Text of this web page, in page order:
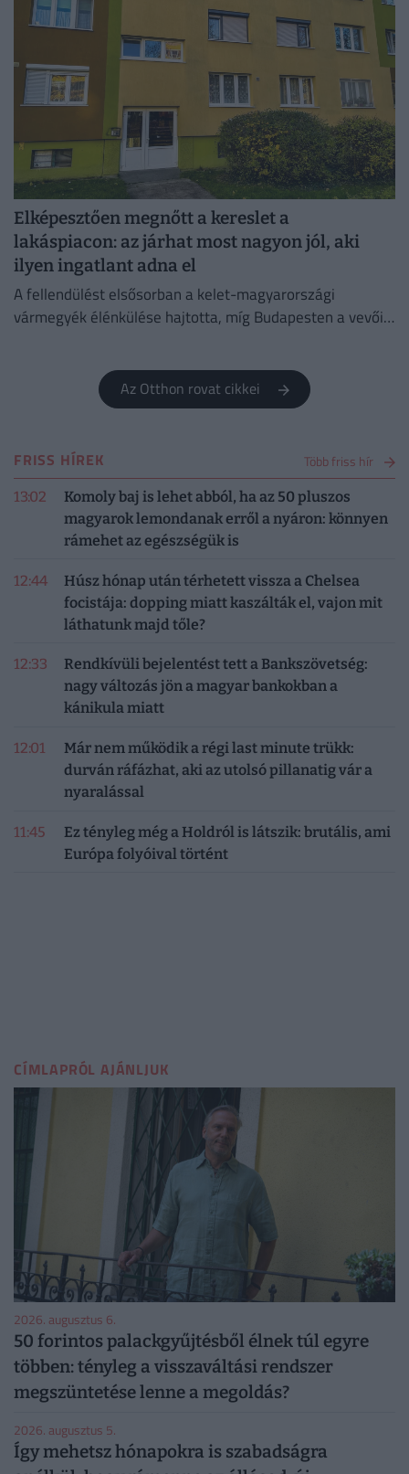
Elképesztően megnőtt a kereslet a
lakáspiacon: az járhat most nagyon jól, aki
ilyen ingatlant adna el
A fellendülést elsősorban a kelet-magyarországi
vármegyék élénkülése hajtotta, míg Budapesten a vevői
Az Otthon rovat cikkei
FRISS HÍREK Több friss hír
13:02
Komoly baj is lehet abból, ha az 50 pluszos
magyarok lemondanak erről a nyáron: könnyen
rámehet az egészségük is
12:44
Húsz hónap után térhetett vissza a Chelsea
focistája: dopping miatt kaszálták el, vajon mit
láthatunk majd tőle?
12:33
Rendkívüli bejelentést tett a Bankszövetség:
nagy változás jön a magyar bankokban a
kánikula miatt
12:01
Már nem működik a régi last minute trükk:
durván ráfázhat, aki az utolsó pillanatig vár a
nyaralással
11:45
Ez tényleg még a Holdról is látszik: brutális, ami
Európa folyóival történt
CÍMLAPRÓL AJÁNLJUK
2026. augusztus 6.
50 forintos palackgyűjtésből élnek túl egyre
többen: tényleg a visszaváltási rendszer
megszüntetése lenne a megoldás?
2026. augusztus 5.
Így mehetsz hónapokra is szabadságra